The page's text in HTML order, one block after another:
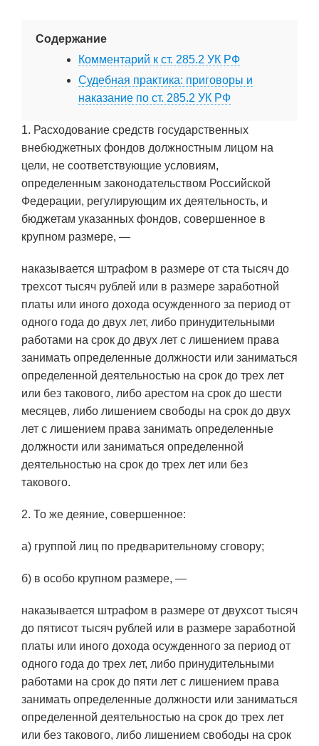
Содержание
Комментарий к ст. 285.2 УК РФ
Судебная практика: приговоры и
наказание по ст. 285.2 УК РФ
1. Расходование средств государственных
внебюджетных фондов должностным лицом на
цели, не соответствующие условиям,
определенным законодательством Российской
Федерации, регулирующим их деятельность, и
бюджетам указанных фондов, совершенное в
крупном размере, —
наказывается штрафом в размере от ста тысяч до
трехсот тысяч рублей или в размере заработной
платы или иного дохода осужденного за период от
одного года до двух лет, либо принудительными
работами на срок до двух лет с лишением права
занимать определенные должности или заниматься
определенной деятельностью на срок до трех лет
или без такового, либо арестом на срок до шести
месяцев, либо лишением свободы на срок до двух
лет с лишением права занимать определенные
должности или заниматься определенной
деятельностью на срок до трех лет или без
такового.
2. То же деяние, совершенное:
а) группой лиц по предварительному сговору;
б) в особо крупном размере, —
наказывается штрафом в размере от двухсот тысяч
до пятисот тысяч рублей или в размере заработной
платы или иного дохода осужденного за период от
одного года до трех лет, либо принудительными
работами на срок до пяти лет с лишением права
занимать определенные должности или заниматься
определенной деятельностью на срок до трех лет
или без такового, либо лишением свободы на срок